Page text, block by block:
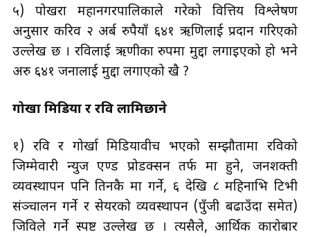
५) पोखरा महानगरपालिकाले गरेको वित्तिय विश्लेषण
अनुसार करिव २ अर्ब रुपैयाँ ६४१ ऋणिलाई प्रदान गरिएको
उल्लेख छ । रविलाई ऋणीका रुपमा मुद्दा लगाइएको हो भने
अरु ६४१ जनालाई मुद्दा लगाएको खै ?
गोर्खा मिडिया र रवि लामिछाने
१) रवि र गोर्खा मिडियावीच भएको सम्झौतामा रविको
जिम्मेवारी न्युज एण्ड प्रोडक्सन तर्फ मात्र हुने, जनशक्ती
व्यवस्थापन पनि तिनकै मात्र गर्ने, ६ देखि ८ महिनाभित्र टिभी
संञ्चालन गर्ने र सेयरको व्यवस्थापन (पुँजी बढाउँदा समेत)
जिविले गर्ने स्पष्ट उल्लेख छ । त्यसैले, आर्थिक कारोबार